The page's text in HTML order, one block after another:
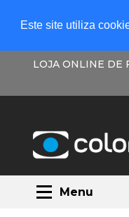
Este site utiliza
LOJA ONLINE DE
Menu